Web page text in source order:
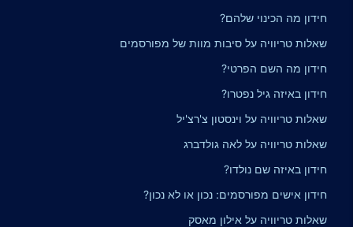
חידון מה הכינוי שלהם?
שאלות טריוויה על סיבות מוות של מפורסמים
חידון מה השם הפרטי?
חידון באיזה גיל נפטרו?
שאלות טריוויה על וינסטון צ'רצ'יל
שאלות טריוויה על לאה גולדברג
חידון באיזה שם נולדו?
חידון אישים מפורסמים: נכון או לא נכון?
שאלות טריוויה על אילון מאסק